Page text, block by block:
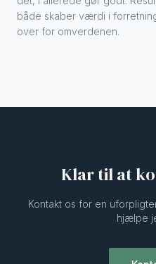
både skaber værdi i
over for omverdenen.
Klar til at
Kontakt os for en
hjælpe